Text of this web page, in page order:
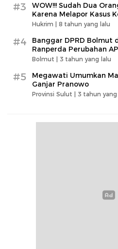
#3
WOW!!! Sudah Dua
Karena Melapor Kasus
Hukrim | 8 tahun yang lalu
#4
Banggar DPRD Bolmut
Ranperda Perubahan
Bolmut | 3 tahun yang lalu
#5
Megawati Umumkan
Ganjar Pranowo
Provinsi Sulut | 3 tahun yang